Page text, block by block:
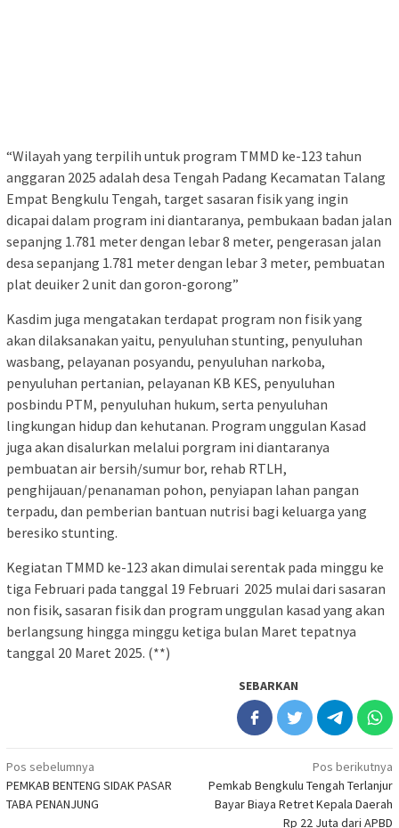
“Wilayah yang terpilih untuk program TMMD ke-123 tahun
anggaran 2025 adalah desa Tengah Padang Kecamatan Talang
Empat Bengkulu Tengah, target sasaran fisik yang ingin
dicapai dalam program ini diantaranya, pembukaan badan jalan
sepanjng 1.781 meter dengan lebar 8 meter, pengerasan jalan
desa sepanjang 1.781 meter dengan lebar 3 meter, pembuatan
plat deuiker 2 unit dan goron-gorong”
Kasdim juga mengatakan terdapat program non fisik yang
akan dilaksanakan yaitu, penyuluhan stunting, penyuluhan
wasbang, pelayanan posyandu, penyuluhan narkoba,
penyuluhan pertanian, pelayanan KB KES, penyuluhan
posbindu PTM, penyuluhan hukum, serta penyuluhan
lingkungan hidup dan kehutanan. Program unggulan Kasad
juga akan disalurkan melalui porgram ini diantaranya
pembuatan air bersih/sumur bor, rehab RTLH,
penghijauan/penanaman pohon, penyiapan lahan pangan
terpadu, dan pemberian bantuan nutrisi bagi keluarga yang
beresiko stunting.
Kegiatan TMMD ke-123 akan dimulai serentak pada minggu ke
tiga Februari pada tanggal 19 Februari 2025 mulai dari sasaran
non fisik, sasaran fisik dan program unggulan kasad yang akan
berlangsung hingga minggu ketiga bulan Maret tepatnya
tanggal 20 Maret 2025. (**)
SEBARKAN
Navigasi
pos
Pos sebelumnya
PEMKAB BENTENG SIDAK PASAR
TABA PENANJUNG
Pos berikutnya
Pemkab Bengkulu Tengah Terlanjur
Bayar Biaya Retret Kepala Daerah
Rp 22 Juta dari APBD